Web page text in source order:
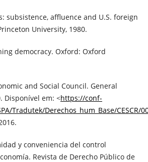
subsistence, affluence and U.S. foreign
University, 1980.
democracy. Oxford: Oxford
and Social Council. General
Disponível em: <https://conf-
Tradutek/Derechos_hum_Base/CESCR/
y conveniencia del control
Revista de Derecho Público de